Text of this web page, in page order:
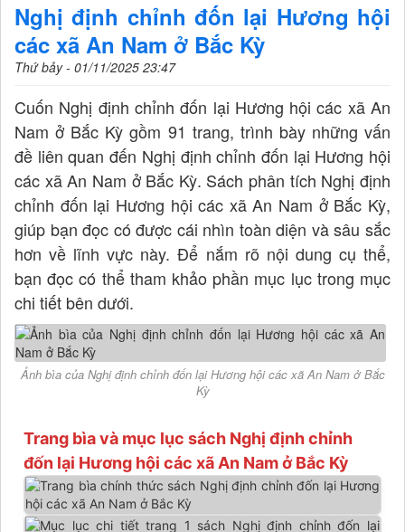
Nghị định chỉnh đốn lại Hương hội
các xã An Nam ở Bắc Kỳ
Thứ bảy - 01/11/2025 23:47
Cuốn Nghị định chỉnh đốn lại Hương hội các xã An
Nam ở Bắc Kỳ gồm 91 trang, trình bày những vấn
đề liên quan đến Nghị định chỉnh đốn lại Hương hội
các xã An Nam ở Bắc Kỳ. Sách phân tích Nghị định
chỉnh đốn lại Hương hội các xã An Nam ở Bắc Kỳ,
giúp bạn đọc có được cái nhìn toàn diện và sâu sắc
hơn về lĩnh vực này. Để nắm rõ nội dung cụ thể,
bạn đọc có thể tham khảo phần mục lục trong mục
chi tiết bên dưới.
Ảnh bìa của Nghị định chỉnh đốn lại Hương hội các xã An Nam ở Bắc
Kỳ
Trang bìa và mục lục sách Nghị định chỉnh
đốn lại Hương hội các xã An Nam ở Bắc Kỳ